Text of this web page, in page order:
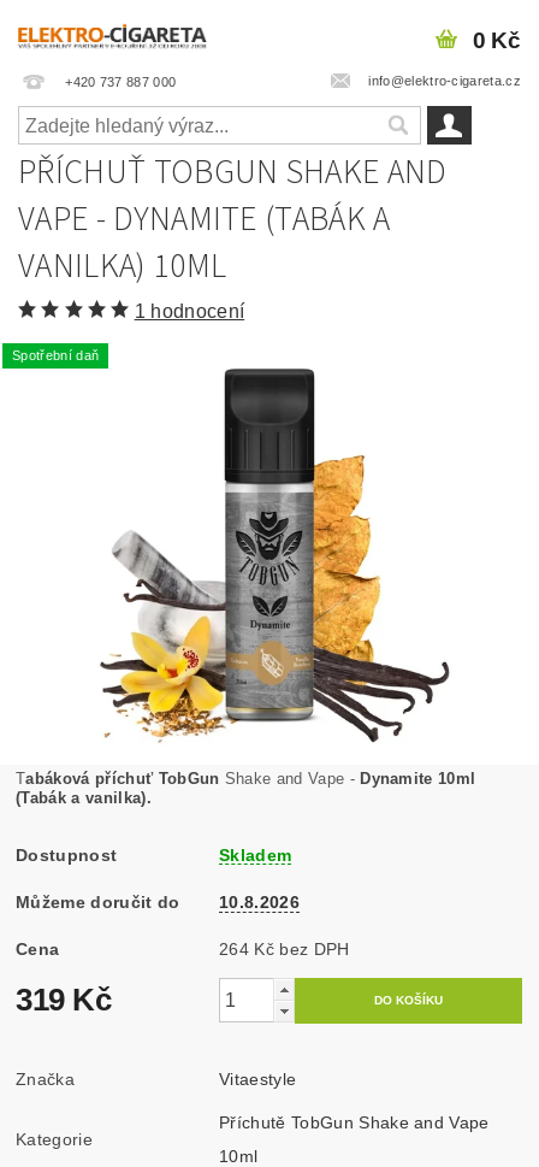
+420 737 887 000 info@elektro-cigareta.cz
0 Kč
PŘÍCHUŤ TOBGUN SHAKE AND
VAPE - DYNAMITE (TABÁK A
VANILKA) 10ML
1 hodnocení
Spotřební daň
Tabáková příchuť TobGun Shake and Vape - Dynamite 10ml
(Tabák a vanilka).
Dostupnost Skladem
Můžeme doručit do 10.8.2026
Cena 264 Kč bez DPH
319 Kč
Značka Vitaestyle
Kategorie
Příchutě TobGun Shake and Vape
10ml